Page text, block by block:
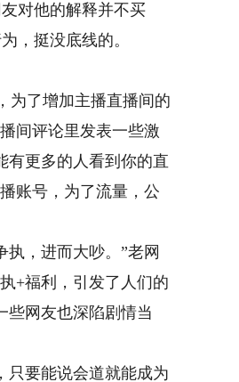
对他的解释并不买
，挺没底线的。
为了增加主播直播间的
间评论里发表一些激
有更多的人看到你的直
账号，为了流量，公
，进而大吵。”老网
+福利，引发了人们的
些网友也深陷剧情当
要能说会道就能成为